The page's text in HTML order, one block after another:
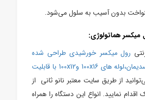
بدون آسیب به سلولمی‌شود.
هماتولوژی:
رول میکسر خورشیدی طراحی شده
برای لوله های سدیمان،لوله های 100x16 و100x12 با قابلیت
از طریق سایت معتبر نانو ثانی از
نمایید. انواع این دستگاه را همراه